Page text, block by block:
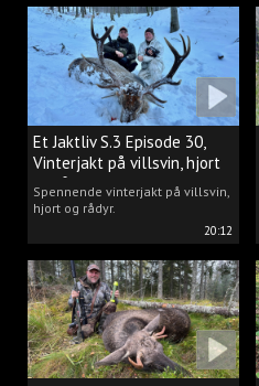
20:12
Et Jaktliv S.3 Episode 30,
Vinterjakt på villsvin, hjort
og rådyr.
Spennende vinterjakt på villsvin,
hjort og rådyr.